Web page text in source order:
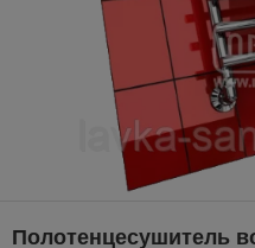
Полотенцесушитель